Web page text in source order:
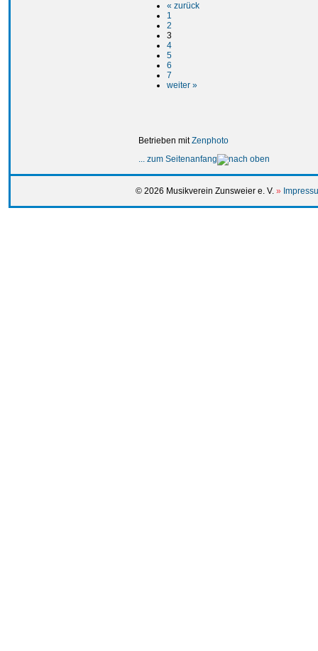
« zurück
1
2
3
4
5
6
7
weiter »
Betrieben mitZenphoto
... zum Seitenanfang
© 2026 Musikverein Zunsweier e. V. »